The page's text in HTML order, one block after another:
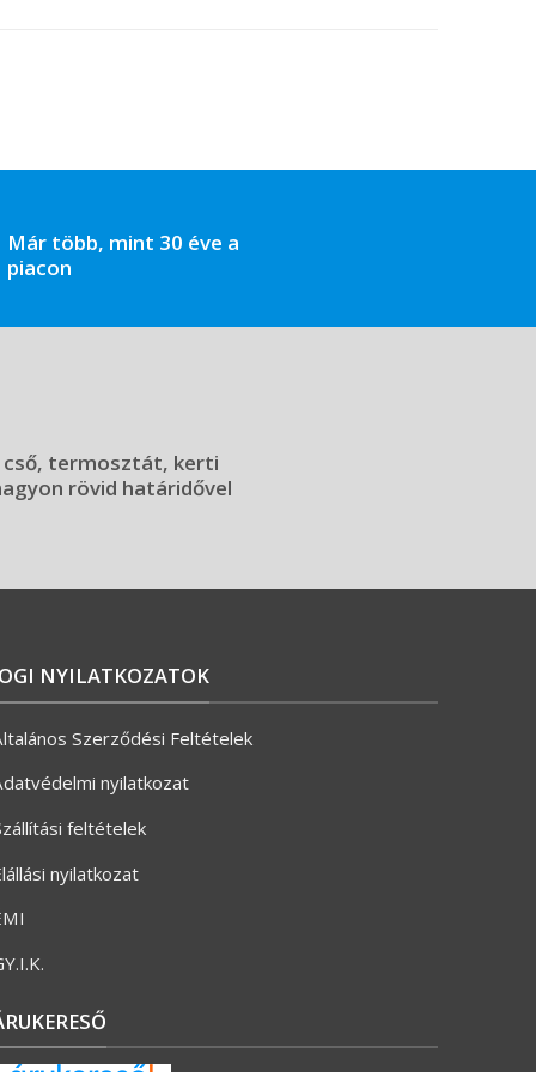
Már több, mint 30 éve a
piacon
termosztát, kerti
rövid határidővel
NYILATKOZATOK
Szerződési Feltételek
nyilatkozat
feltételek
nyilatkozat